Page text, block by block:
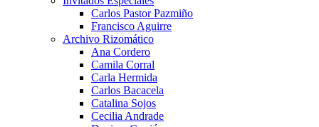
Carlos Pastor Pazmiño
Francisco Aguirre
Archivo Rizomático
Ana Cordero
Camila Corral
Carla Hermida
Carlos Bacacela
Catalina Sojos
Cecilia Andrade